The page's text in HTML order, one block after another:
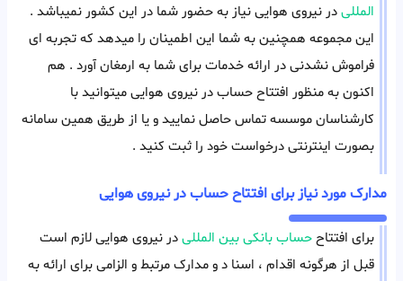
المللیدر نیروی هوایی نیاز به حضور شما در این کشور نمیباشد .
این مجموعه همچنین به شما این اطمینان را میدهد که تجربه ای
فراموش نشدنی در ارائه خدمات برای شما به ارمغان آورد . هم
اکنون به منظور افتتاح حساب در نیروی هوایی میتوانید با
کارشناسان موسسه تماس حاصل نمایید و یا از طریق همین سامانه
بصورت اینترنتی درخواست خود را ثبت کنید .
مدارک مورد نیاز برای افتتاح حساب در نیروی هوایی
برای افتتاححساب بانکی بین المللیدر نیروی هوایی لازم است
قبل از هرگونه اقدام ، اسنا د و مدارک مرتبط و الزامی برای ارائه به